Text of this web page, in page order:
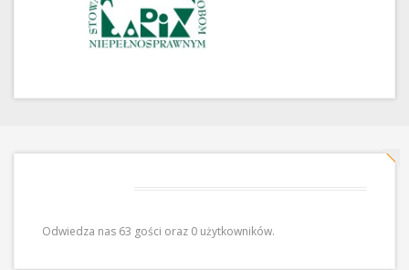
Odwiedza nas 63 gości oraz 0 użytkowników.